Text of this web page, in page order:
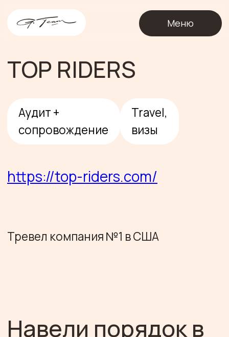
Тревел компания №1 в США
Аудит + Travel,
https://top-riders.com/
Навели порядок в